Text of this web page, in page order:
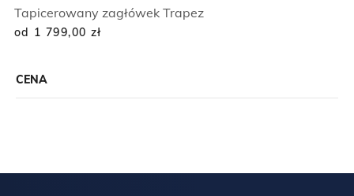
CENA
Tapicerowany zagłówek Trapez
od 1 799,00 zł